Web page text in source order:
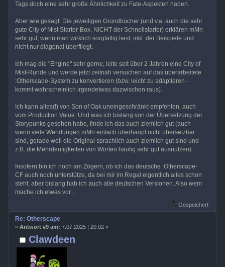
Tags doch eine sehr große Ähnlichkeit zu Fate-Aspekten haben.
Aber wie gesagt: Die jeweiligen Grundbücher (und v.a. auch die sehr
gute City of Mist Starter-Box, NICHT der Schnellstarter) erklären mMn
sehr gut, wenn man wirklich sorgfältig liest, inkl. der Beispiele und
nicht nur diagonal überfliegt.
Ich mag die "Engine" sehr gerne, leite seit über 2 Jahren eine City of
Mist-Runde und werde jetzt zeitnah versuchen auf das überarbeitete
:Otherscape-System zu konvertieren (bzw. leicht zu adaptieren -
kommt wahrscheinlich irgendetwas dazwischen raus).
Ich kann alles(!) von Son of Oak uneingeschränkt empfehlen, auch
vom Production Value. Und was ich bislang von der Übersetzung der
Storypunks gesehen habe, finde ich das auch ziemlich gut (auch
wenn viele Wendungen mMn einfach überhaupt nicht übersetzbar
sind, gerade weil die Original sprachlich auch ziemlich gut sind und
z.B. die Mehrdeutigkeiten von Worten häufig sehr gut ausnutzen).
Insofern bin ich noch am Zögern, ob ich das deutsche :Otherscape-
CF auch noch unterstütze, da bei mir im Regal eigentlich alles schon
steht, aber bislang hab ich auch alle deutschen Versionen. Also wem
mache ich etwas vor...
Gespeichert
Clawdeen
Re: Otherscape
« Antwort #9 am: 7.07.2025 | 20:02 »